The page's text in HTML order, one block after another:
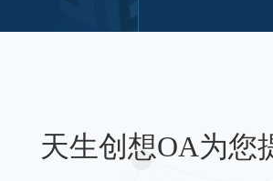
天生创想OA为您